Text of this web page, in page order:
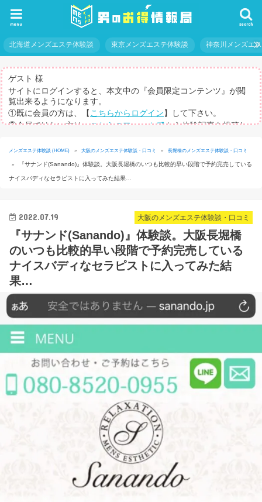
search
menu
北海道メンズエステ体験談 東京メンズエステ体験談 神奈川メンズエ
ゲスト 様
サイトにログインすると、本文中の『会員限定コンテンツ』が閲
覧出来るようになります。
①既に会員の方は、【 こちらからログイン 】して下さい。
②会員ではない方は、こちらのフォーム
から体験記事を投稿し
※体験記事が書けない方や、すべての記事を閲覧したい方のため
メンズエステ体験談 (HOME) » 大阪のメンズエステ体験談・口コミ » 長堀橋のメンズエステ体験談・口コミ
» 『サナンド(Sanando)』体験談。大阪長堀橋のいつも比較的早い段階で予約完売している
ナイスバディなセラピストに入ってみた結果…
大阪のメンズエステ体験談・口コミ
2022.07.19
『サナンド(Sanando)』体験談。大阪長堀橋
のいつも比較的早い段階で予約完売している
ナイスバディなセラピストに入ってみた結
果…